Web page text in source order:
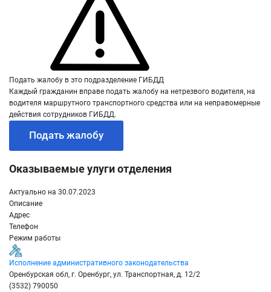
Подать жалобу в это подразделение ГИБДД
Каждый гражданин вправе подать жалобу на нетрезвого водителя, на
водителя маршрутного транспортного средства или на неправомерные
действия сотрудников ГИБДД.
Подать жалобу
Оказываемые улуги отделения
Актуально на 30.07.2023
Описание
Адрес
Телефон
Режим работы
Исполнение административного законодательства
Оренбурская обл, г. Оренбург, ул. Транспортная, д. 12/2
(3532) 790050